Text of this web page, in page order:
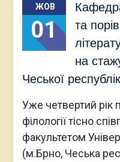
ЖОВ
01
та
на
Чеської
Уже четвертий рік
філології тісно
факультетом
(м.Брно, Чеська